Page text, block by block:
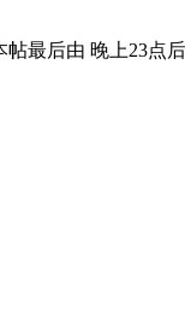
最后由 晚上23点后